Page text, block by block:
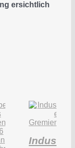
ersichtlich